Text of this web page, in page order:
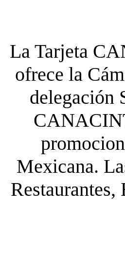
La Tarjeta
ofrece la
delegación
Mexicana.
Restaurantes,